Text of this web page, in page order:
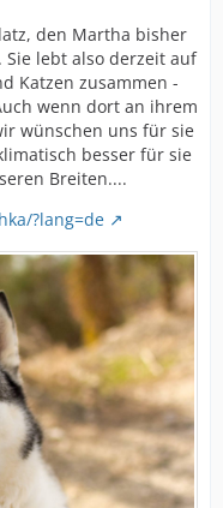
den Martha bisher
lebt also derzeit auf
Katzen zusammen -
wenn dort an ihrem
wünschen uns für sie
besser für sie
Breiten....
?lang=de